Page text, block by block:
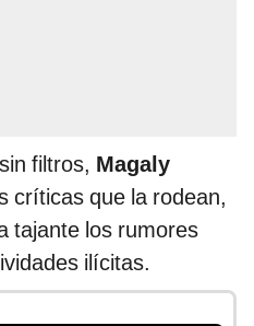
filtros, Magaly
críticas que la rodean,
tajante los rumores
ilícitas.